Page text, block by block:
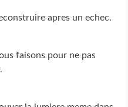
apres un echec.
faisons pour ne pas